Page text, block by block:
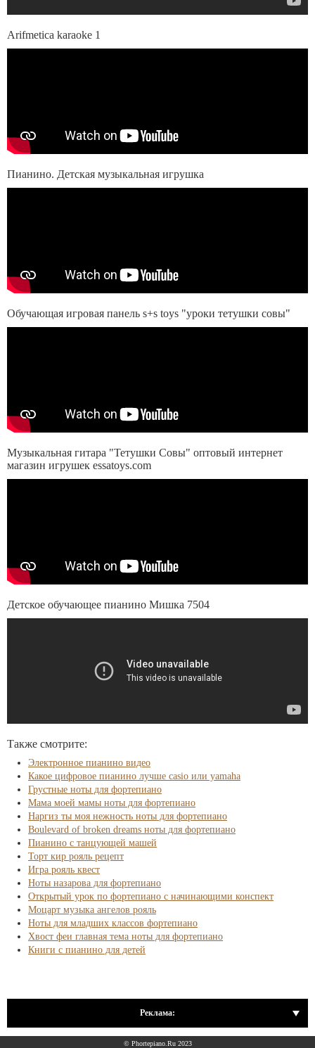
Arifmetica karaoke 1
Пианино. Детская музыкальная игрушка
Обучающая игровая панель s+s toys "уроки тетушки совы"
Музыкальная гитара "Тетушки Совы" оптовый интернет
магазин игрушек essatoys.com
Детское обучающее пианино Мишка 7504
Также смотрите:
Электронное пианино видео
Какое цифровое пианино лучше casio или yamaha
Грустные ноты для фортепиано
Мама моей мамы ноты для фортепиано
Наргиз ты моя нежность ноты для фортепиано
Boulevard of broken dreams ноты для фортепиано
Пианино с танцующей машей
Торт кир рояль рецепт
Игра рояль квест
Ноты назарова для фортепиано
Открытый урок по фортепиано с начинающими конспект
Моцарт музыка ангелов рояль
Ноты для младших классов фортепиано
Хвост феи главная тема ноты для фортепиано
Книги с пианино для детей
Реклама:
© Phortepiano.Ru 2023